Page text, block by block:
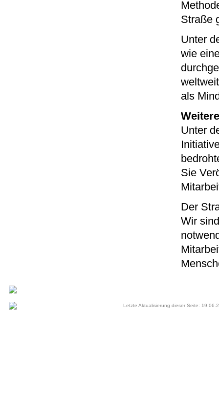
Straße
Unter
wie
als
Unter
Sie
Der
Wir
Letzte Aktualisierung dieser Seite: